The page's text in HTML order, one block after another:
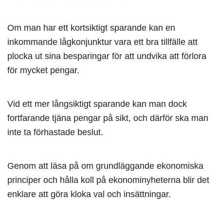
Om man har ett kortsiktigt sparande kan en
inkommande lågkonjunktur vara ett bra tillfälle att
plocka ut sina besparingar för att undvika att förlora
för mycket pengar.
Vid ett mer långsiktigt sparande kan man dock
fortfarande tjäna pengar på sikt, och därför ska man
inte ta förhastade beslut.
Genom att läsa på om grundläggande ekonomiska
principer och hålla koll på ekonominyheterna blir det
enklare att göra kloka val och insättningar.